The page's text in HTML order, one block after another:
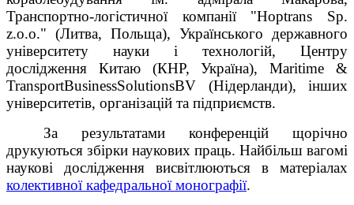
Транспортно-логістичної компанії "Hoptrans Sp.
z.o.o." (Литва, Польща), Українського державного
університету науки і технологій, Центру
дослідження Китаю (КНР, Україна),Maritime &
TransportBusinessSolutionsBV (Нідерланди), інших
університетів, організацій та підприємств.
За результатами конференцій щорічно
друкуються збірки наукових праць. Найбільш вагомі
наукові дослідження висвітлюються в матеріалах
колективної кафедральної монографії.